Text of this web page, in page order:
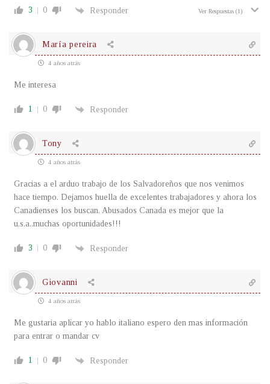
3 0 Responder Ver Respuestas (1)
María pereira
4 años atrás
Me interesa
1 0 Responder
Tony
4 años atrás
Gracias a el arduo trabajo de los Salvadoreños que nos venimos
hace tiempo. Dejamos huella de excelentes trabajadores y ahora los
Canadienses los buscan. Abusados Canada es mejor que la
u.s.a..muchas oportunidades!!!
3 0 Responder
Giovanni
4 años atrás
Me gustaria aplicar yo hablo italiano espero den mas información
para entrar o mandar cv
1 0 Responder